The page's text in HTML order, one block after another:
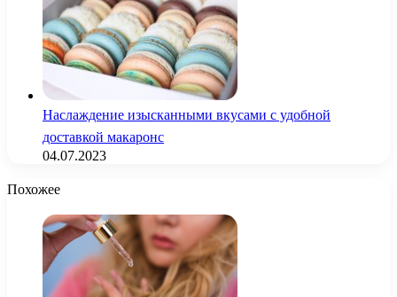
Наслаждение изысканными вкусами с удобной
доставкой макаронс
04.07.2023
Похожее